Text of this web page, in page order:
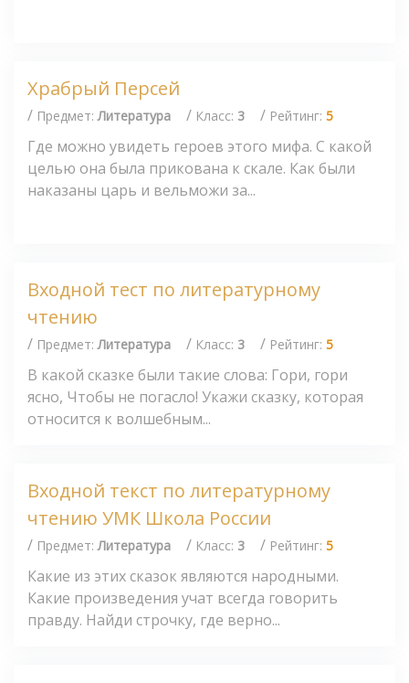
Храбрый Персей
/ Предмет:Литература / Класс: 3 / Рейтинг: 5
Где можно увидеть героев этого мифа. С какой
целью она была прикована к скале. Как были
наказаны царь и вельможи за...
Входной тест по литературному
чтению
/ Предмет:Литература / Класс: 3 / Рейтинг: 5
В какой сказке были такие слова: Гори, гори
ясно, Чтобы не погасло! Укажи сказку, которая
относится к волшебным...
Входной текст по литературному
чтению УМК Школа России
/ Предмет:Литература / Класс: 3 / Рейтинг: 5
Какие из этих сказок являются народными.
Какие произведения учат всегда говорить
правду. Найди строчку, где верно...